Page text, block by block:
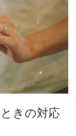
きの対応